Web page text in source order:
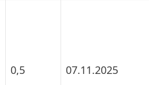
0,5 07.11.2025